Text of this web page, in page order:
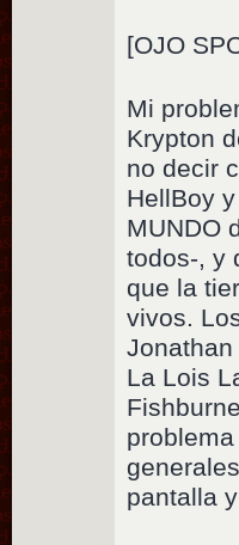
[OJO
Mi
Krypton
no decir
HellBoy
MUNDO
todos-, y
que la
vivos.
La Lois
pantalla